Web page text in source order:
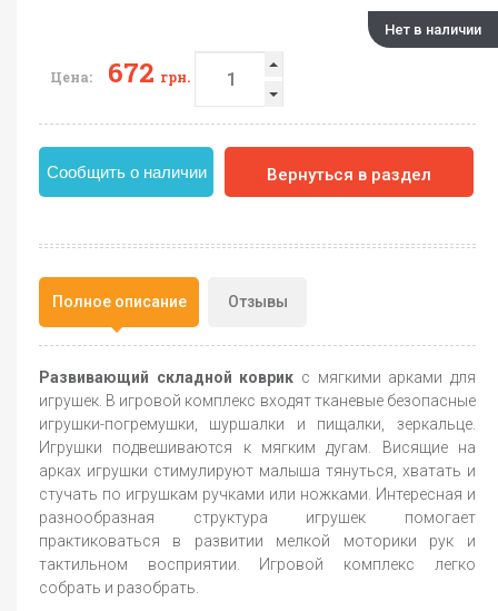
Нет в наличии
Цена: 672 грн.
Сообщить о наличии Вернуться в раздел
Полное описание Отзывы
Развивающий складной коврик с мягкими арками для
игрушек. В игровой комплекс входят тканевые безопасные
игрушки-погремушки, шуршалки и пищалки, зеркальце.
Игрушки подвешиваются к мягким дугам. Висящие на
арках игрушки стимулируют малыша тянуться, хватать и
стучать по игрушкам ручками или ножками. Интересная и
разнообразная структура игрушек помогает
практиковаться в развитии мелкой моторики рук и
тактильном восприятии. Игровой комплекс легко
собрать и разобрать.